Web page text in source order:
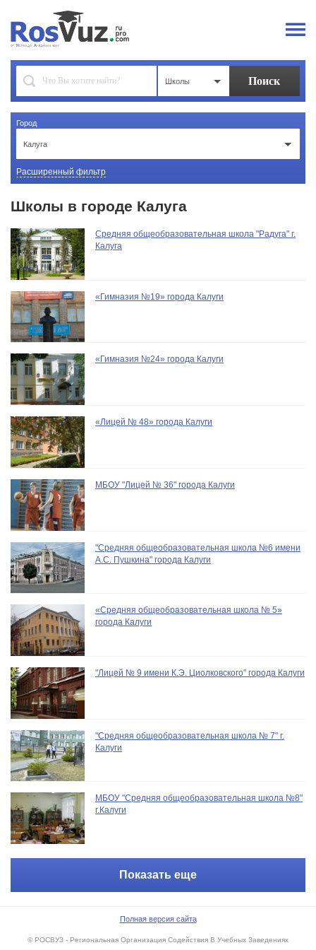
Школы
Город
Калуга
Расширенный фильтр
Школы в городе Калуга
Средняя общеобразовательная школа "Радуга" г.
Калуга
«Гимназия №19» города Калуги
«Гимназия №24» города Калуги
«Лицей № 48» города Калуги
МБОУ "Лицей № 36" города Калуги
"Средняя общеобразовательная школа №6 имени
А.С. Пушкина" города Калуги
«Средняя общеобразовательная школа № 5»
города Калуги
"Лицей № 9 имени К.Э. Циолковского" города Калуги
"Средняя общеобразовательная школа № 7" г.
Калуги
МБОУ "Средняя общеобразовательная школа №8"
г.Калуги
Показать еще
Полная версия сайта
© РОСВУЗ - Региональная Организация Содействия В Учебных Заведениях